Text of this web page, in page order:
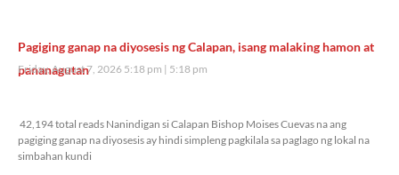
Pagiging ganap na diyosesis ng Calapan, isang malaking hamon at
pananagutan
Friday, August 7, 2026 5:18 pm 5:18 pm
42,194 total reads Nanindigan si Calapan Bishop Moises Cuevas na ang
pagiging ganap na diyosesis ay hindi simpleng pagkilala sa paglago ng lokal na
simbahan kundi